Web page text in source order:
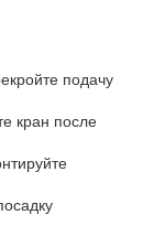
подачу
кран после